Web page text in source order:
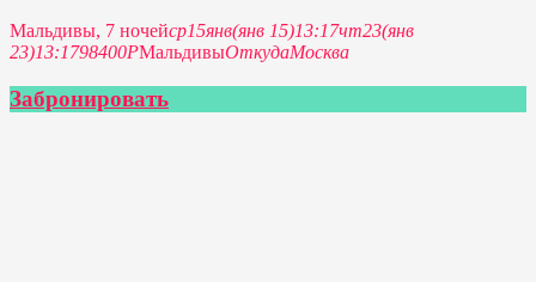
Мальдивы, 7 ночейср15янв(янв 15)13:17чт23(янв
23)13:1798400РМальдивыОткудаМосква
Забронировать